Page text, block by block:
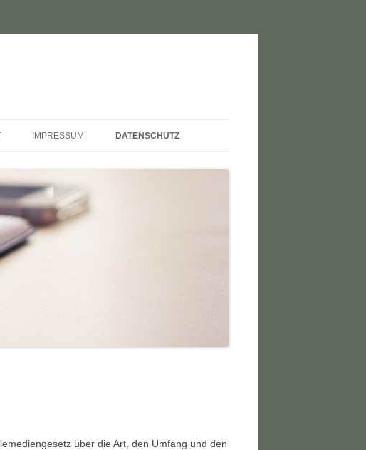
IMPRESSUM DATENSCHUTZ
über die Art, den Umfang und den